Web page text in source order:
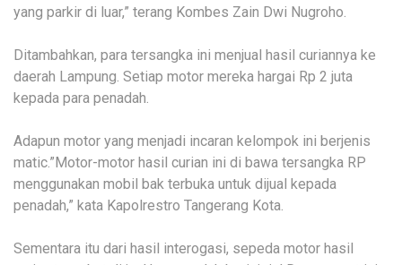
yang parkir di luar,” terang Kombes Zain Dwi Nugroho.
Ditambahkan, para tersangka ini menjual hasil curiannya ke
daerah Lampung. Setiap motor mereka hargai Rp 2 juta
kepada para penadah.
Adapun motor yang menjadi incaran kelompok ini berjenis
matic.”Motor-motor hasil curian ini di bawa tersangka RP
menggunakan mobil bak terbuka untuk dijual kepada
penadah,” kata Kapolrestro Tangerang Kota.
Sementara itu dari hasil interogasi, sepeda motor hasil